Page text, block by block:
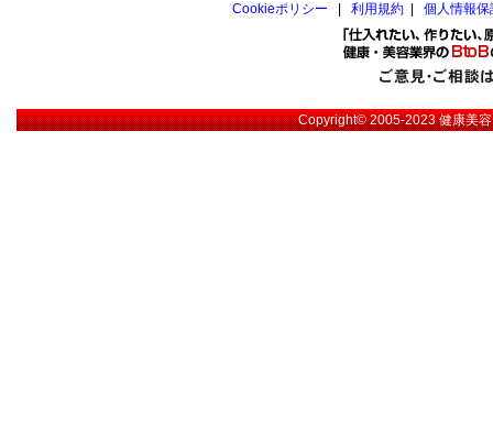
Cookieポリシー
利用規約 個人情報
Copyright© 2005-2023健康美